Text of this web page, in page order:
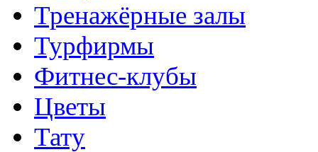
Тренажёрные залы
Турфирмы
Фитнес-клубы
Цветы
Тату